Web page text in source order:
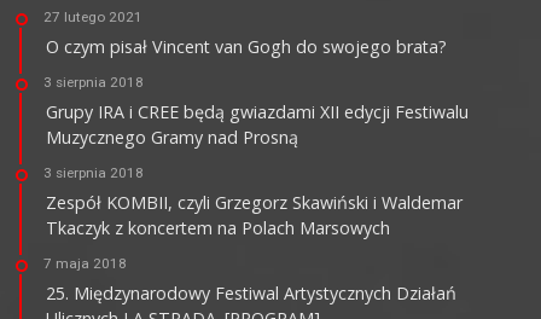
27 lutego 2021
O czym pisał Vincent van Gogh do swojego brata?
3 sierpnia 2018
Grupy IRA i CREE będą gwiazdami XII edycji Festiwalu
Muzycznego Gramy nad Prosną
3 sierpnia 2018
Zespół KOMBII, czyli Grzegorz Skawiński i Waldemar
Tkaczyk z koncertem na Polach Marsowych
7 maja 2018
25. Międzynarodowy Festiwal Artystycznych Działań